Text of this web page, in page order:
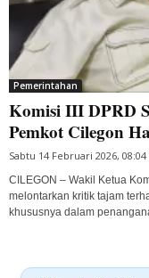
Pemerintahan
Komisi III DPRD
Pemkot Cilegon
Sabtu 14 Februari 2026, 08:04
CILEGON – Wakil Ketua
melontarkan kritik tajam
khususnya dalam